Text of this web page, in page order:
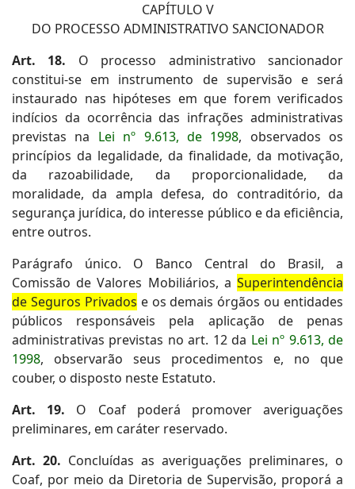
CAPÍTULO V
DO PROCESSO ADMINISTRATIVO SANCIONADOR
Art. 18. O processo administrativo sancionador
constitui-se em instrumento de supervisão e será
instaurado nas hipóteses em que forem verificados
indícios da ocorrência das infrações administrativas
previstas na Lei nº 9.613, de 1998, observados os
princípios da legalidade, da finalidade, da motivação,
da razoabilidade, da proporcionalidade, da
moralidade, da ampla defesa, do contraditório, da
segurança jurídica, do interesse público e da eficiência,
entre outros.
Parágrafo único. O Banco Central do Brasil, a
Comissão de Valores Mobiliários, a Superintendência
de Seguros Privados e os demais órgãos ou entidades
públicos responsáveis pela aplicação de penas
administrativas previstas no art. 12 da Lei nº 9.613, de
1998, observarão seus procedimentos e, no que
couber, o disposto neste Estatuto.
Art. 19. O Coaf poderá promover averiguações
preliminares, em caráter reservado.
Art. 20. Concluídas as averiguações preliminares, o
Coaf, por meio da Diretoria de Supervisão, proporá a